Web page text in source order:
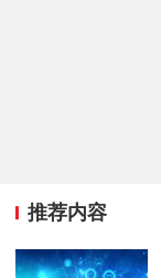
推荐内容